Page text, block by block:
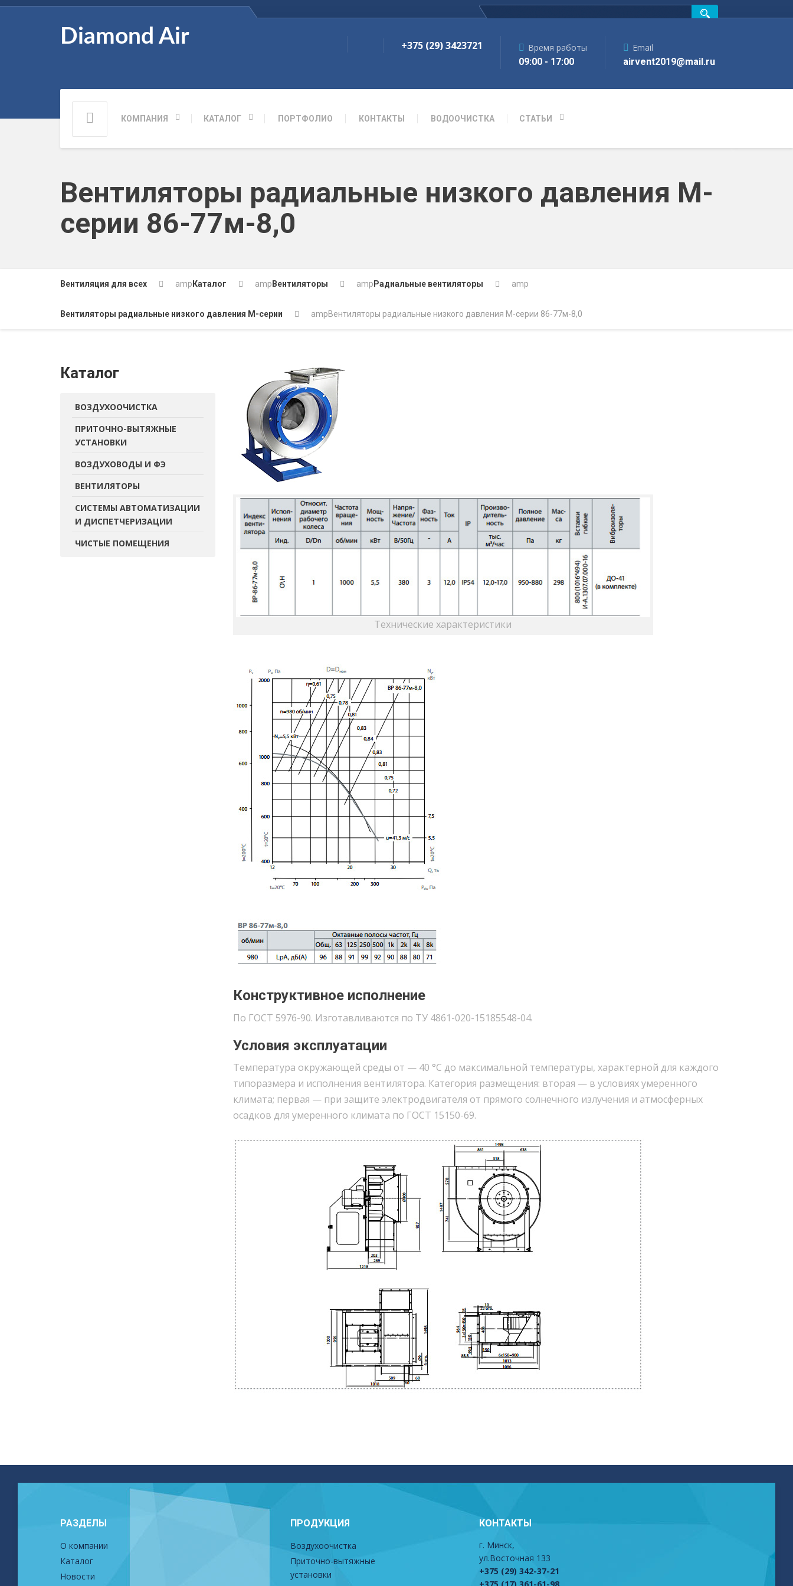
Diamond Air
КОМПАНИЯ КАТАЛОГ ПОРТФОЛИО КОНТАКТЫ ВОДООЧИСТКА СТАТЬИ
+375 (29) 3423721
Время работы
09:00 - 17:00
Email
airvent2019@mail.ru
Вентиляторы радиальные низкого давления M-
серии 86-77м-8,0
Вентиляция для всех amp Каталог amp Вентиляторы amp Радиальные вентиляторы amp
Вентиляторы радиальные низкого давления M-серии ampВентиляторы радиальные низкого давления M-серии 86-77м-8,0
Технические характеристики
Конструктивное исполнение
По ГОСТ 5976-90. Изготавливаются по ТУ 4861-020-15185548-04.
Условия эксплуатации
Температура окружающей среды от — 40 °С до максимальной температуры, характерной для каждого
типоразмера и исполнения вентилятора. Категория размещения: вторая — в условиях умеренного
климата; первая — при защите электродвигателя от прямого солнечного излучения и атмосферных
осадков для умеренного климата по ГОСТ 15150-69.
Каталог
ВОЗДУХООЧИСТКА
ПРИТОЧНО-ВЫТЯЖНЫЕ
УСТАНОВКИ
ВОЗДУХОВОДЫ И ФЭ
ВЕНТИЛЯТОРЫ
СИСТЕМЫ АВТОМАТИЗАЦИИ
И ДИСПЕТЧЕРИЗАЦИИ
ЧИСТЫЕ ПОМЕЩЕНИЯ
РАЗДЕЛЫ
О компании
Каталог
Новости
ПРОДУКЦИЯ
Воздухоочистка
Приточно-вытяжные
установки
КОНТАКТЫ
г. Минск,
ул.Восточная 133
+375 (29) 342-37-21
+375 (17) 361-61-98